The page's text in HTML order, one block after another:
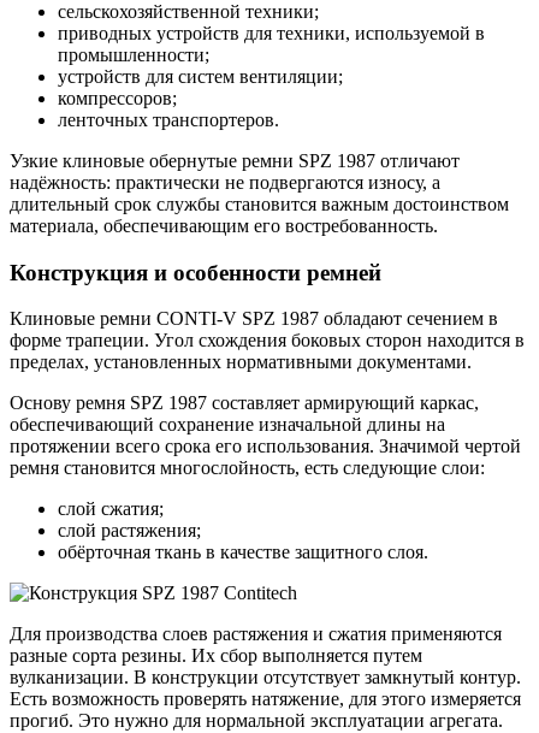
сельскохозяйственной техники;
приводных устройств для техники, используемой в
промышленности;
устройств для систем вентиляции;
компрессоров;
ленточных транспортеров.
Узкие клиновые обернутые ремни SPZ 1987 отличают
надёжность: практически не подвергаются износу, а
длительный срок службы становится важным достоинством
материала, обеспечивающим его востребованность.
Конструкция и особенности ремней
Клиновые ремни CONTI-V SPZ 1987 обладают сечением в
форме трапеции. Угол схождения боковых сторон находится в
пределах, установленных нормативными документами.
Основу ремня SPZ 1987 составляет армирующий каркас,
обеспечивающий сохранение изначальной длины на
протяжении всего срока его использования. Значимой чертой
ремня становится многослойность, есть следующие слои:
слой сжатия;
слой растяжения;
обёрточная ткань в качестве защитного слоя.
Для производства слоев растяжения и сжатия применяются
разные сорта резины. Их сбор выполняется путем
вулканизации. В конструкции отсутствует замкнутый контур.
Есть возможность проверять натяжение, для этого измеряется
прогиб. Это нужно для нормальной эксплуатации агрегата.